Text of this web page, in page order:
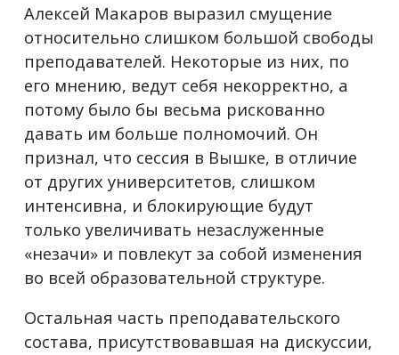
Алексей Макаров выразил смущение
относительно слишком большой свободы
преподавателей. Некоторые из них, по
его мнению, ведут себя некорректно, а
потому было бы весьма рискованно
давать им больше полномочий. Он
признал, что сессия в Вышке, в отличие
от других университетов, слишком
интенсивна, и блокирующие будут
только увеличивать незаслуженные
«незачи» и повлекут за собой изменения
во всей образовательной структуре.
Остальная часть преподавательского
состава, присутствовавшая на дискуссии,